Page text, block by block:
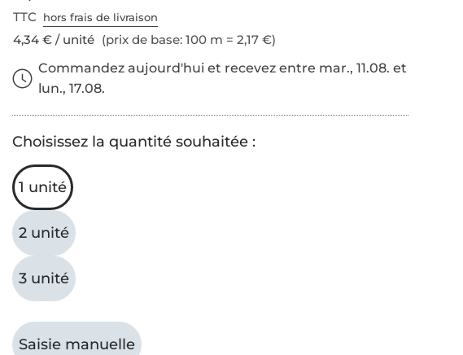
TTC hors frais de livraison
4,34 € / unité (prix de base: 100 m = 2,17 €)
Commandez aujourd'hui et recevez entre mar., 11.08. et
lun., 17.08.
Choisissez la quantité souhaitée :
1 unité
2 unité
3 unité
Saisie manuelle